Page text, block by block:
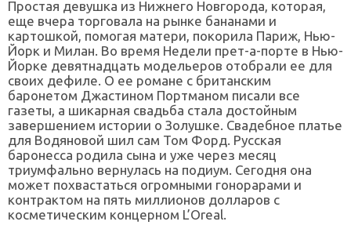
Простая девушка из Нижнего Новгорода, которая,
еще вчера торговала на рынке бананами и
картошкой, помогая матери, покорила Париж, Нью-
Йорк и Милан. Во время Недели прет-а-порте в Нью-
Йорке девятнадцать модельеров отобрали ее для
своих дефиле. О ее романе с британским
баронетом Джастином Портманом писали все
газеты, а шикарная свадьба стала достойным
завершением истории о Золушке. Свадебное платье
для Водяновой шил сам Том Форд. Русская
баронесса родила сына и уже через месяц
триумфально вернулась на подиум. Сегодня она
может похвастаться огромными гонорарами и
контрактом на пять миллионов долларов с
косметическим концерном L’Oreal.